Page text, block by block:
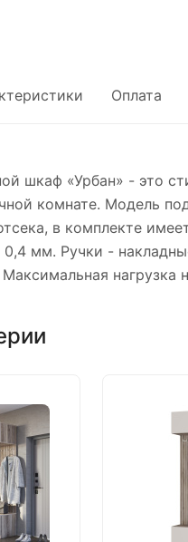
Оплата
шкаф «Урбан» - это
комнате. Модель
в комплекте
мм. Ручки -
нагрузка